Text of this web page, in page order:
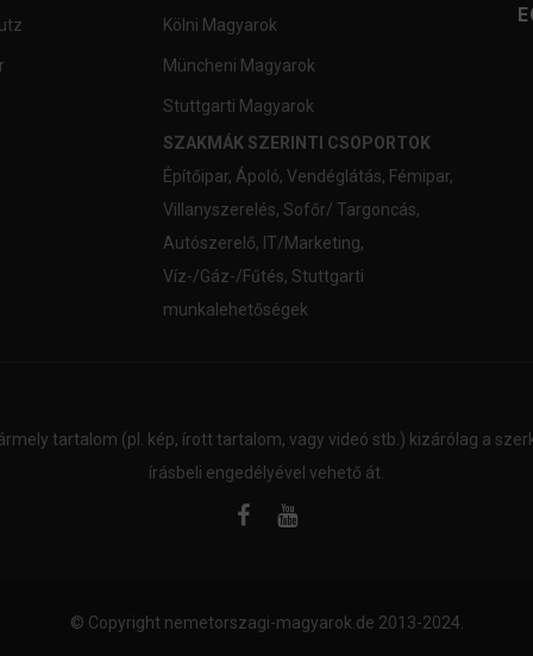
Kölni Magyarok
Müncheni Magyarok
Stuttgarti Magyarok
SZAKMÁK SZERINTI CSOPORTOK
Építőipar, Ápoló, Vendéglátás, Fémipar,
Villanyszerelés, Sofőr/ Targoncás,
Autószerelő, IT/Marketing,
Víz-/Gáz-/Fűtés, Stuttgarti
munkalehetőségek
tartalom (pl. kép, írott tartalom, vagy videó stb.) kizárólag a
írásbeli engedélyével vehető át.
© Copyright nemetorszagi-magyarok.de 2013-2024.